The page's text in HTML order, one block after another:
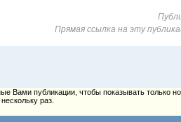
Прямая ссылка на эту
публикации, чтобы показывать только
нескольку раз.